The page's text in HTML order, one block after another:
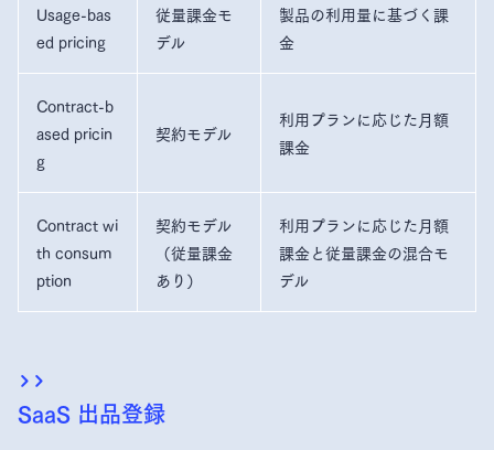
Usage-bas
ed pricing
従量課金モ
デル
製品の利用量に基づく課
金
Contract-b
ased pricin
g
契約モデル
利用プランに応じた月額
課金
Contract wi
th consum
ption
契約モデル
（従量課金
あり）
利用プランに応じた月額
課金と従量課金の混合モ
デル
SaaS 出品登録